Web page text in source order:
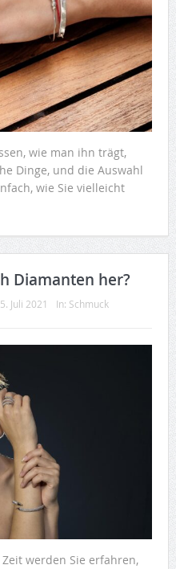
wie man ihn trägt,
Dinge, und die Auswahl
wie Sie vielleicht
Diamanten her?
Juli 2021 In: Schmuck
werden Sie erfahren,